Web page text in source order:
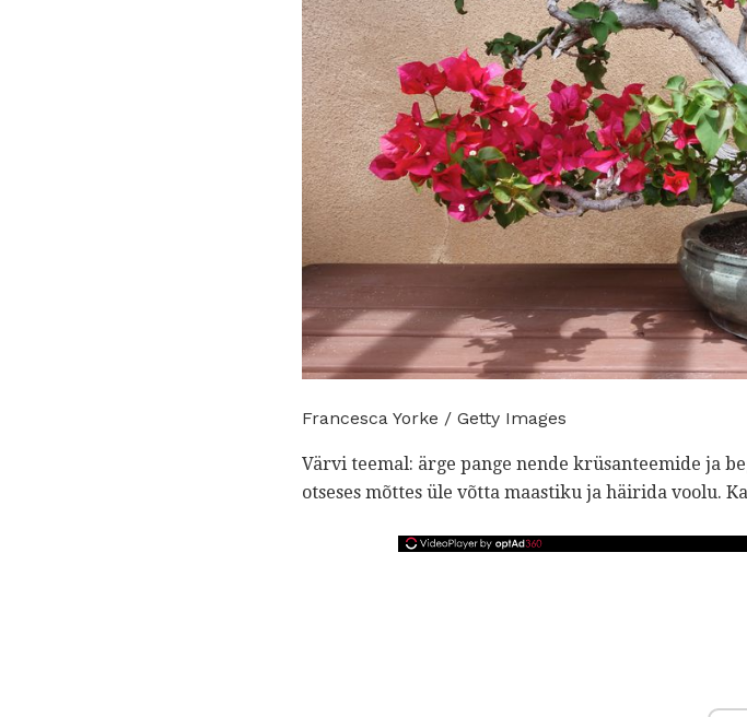
Francesca Yorke / Getty Images
Värvi teemal: ärge pange nende krüsanteemide ja
otseses mõttes üle võtta maastiku ja häirida voolu.